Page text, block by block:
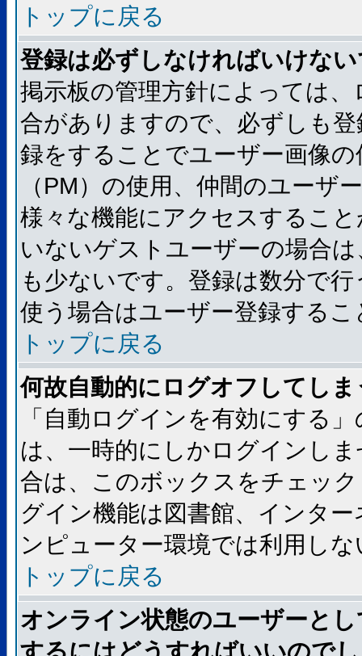
トップに戻る
登録は必ずしなければいけな
掲示板の管理方針によっては
合がありますので、必ずしも
録をすることでユーザー画像
（PM）の使用、仲間のユーザ
様々な機能にアクセスするこ
いないゲストユーザーの場合
も少ないです。登録は数分で
使う場合はユーザー登録する
トップに戻る
何故自動的にログオフしてし
「自動ログインを有効にする
は、一時的にしかログインし
合は、このボックスをチェッ
グイン機能は図書館、インタ
ンピューター環境では利用し
トップに戻る
オンライン状態のユーザーと